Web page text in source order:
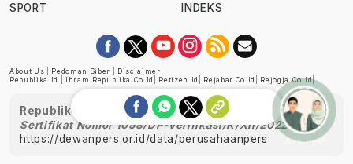
SPORT
INDEKS
About Us Pedoman Siber
Disclaimer
Republika.id
Ihram.republika.co.id Retizen.id Rejabar.co.id Rejogja.co.id|
Republika telah diverifikasi oleh Dewan Pers
Sertifikat Nomor 1058/DP-Verifikasi/K/XII/2022
https://dewanpers.or.id/data/perusahaanpers
Ask me!